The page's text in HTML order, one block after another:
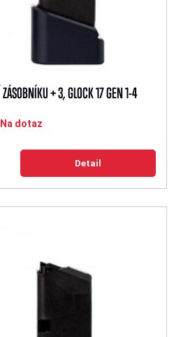
+ 3, GLOCK 17 GEN 1-4
Na dotaz
Detail